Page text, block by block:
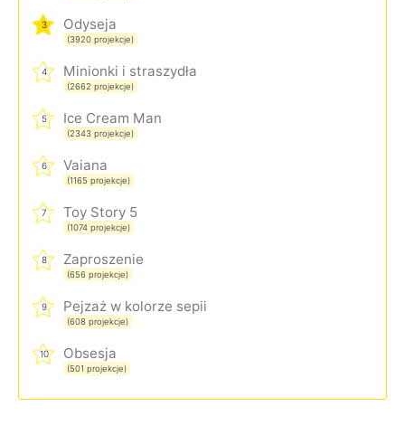
3 Odyseja
(3920 projekcje)
4 Minionki i straszydła
(2662 projekcje)
5 Ice Cream Man
(2343 projekcje)
6 Vaiana
(1165 projekcje)
7 Toy Story 5
(1074 projekcje)
8 Zaproszenie
(656 projekcje)
9 Pejzaż w kolorze sepii
(608 projekcje)
10 Obsesja
(501 projekcje)